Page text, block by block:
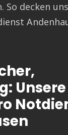
So decken